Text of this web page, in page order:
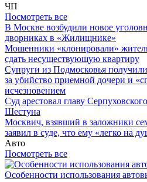
ЧП
Посмотреть все
В Москве возбудили новое
дворниках в «Жилищнике»
Мошенники «клонировали»
сдать несуществующую квартиру
Супруги из Подмосковья
за убийство приемной дочери и
исчезновением
Суд арестовал главу
Шестуна
Москвич, взявший в заложники
заявил в суде, что ему «легко на
Авто
Посмотреть все
Особенности использования